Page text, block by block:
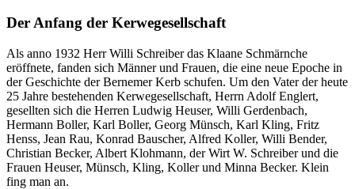
Der Anfang der Kerwegesellschaft
Als anno 1932 Herr Willi Schreiber das Klaane Schmärnche
eröffnete, fanden sich Männer und Frauen, die eine neue Epoche in
der Geschichte der Bernemer Kerb schufen. Um den Vater der heute
25 Jahre bestehenden Kerwegesellschaft, Herrn Adolf Englert,
gesellten sich die Herren Ludwig Heuser, Willi Gerdenbach,
Hermann Boller, Karl Boller, Georg Münsch, Karl Kling, Fritz
Henss, Jean Rau, Konrad Bauscher, Alfred Koller, Willi Bender,
Christian Becker, Albert Klohmann, der Wirt W. Schreiber und die
Frauen Heuser, Münsch, Kling, Koller und Minna Becker. Klein
fing man an.